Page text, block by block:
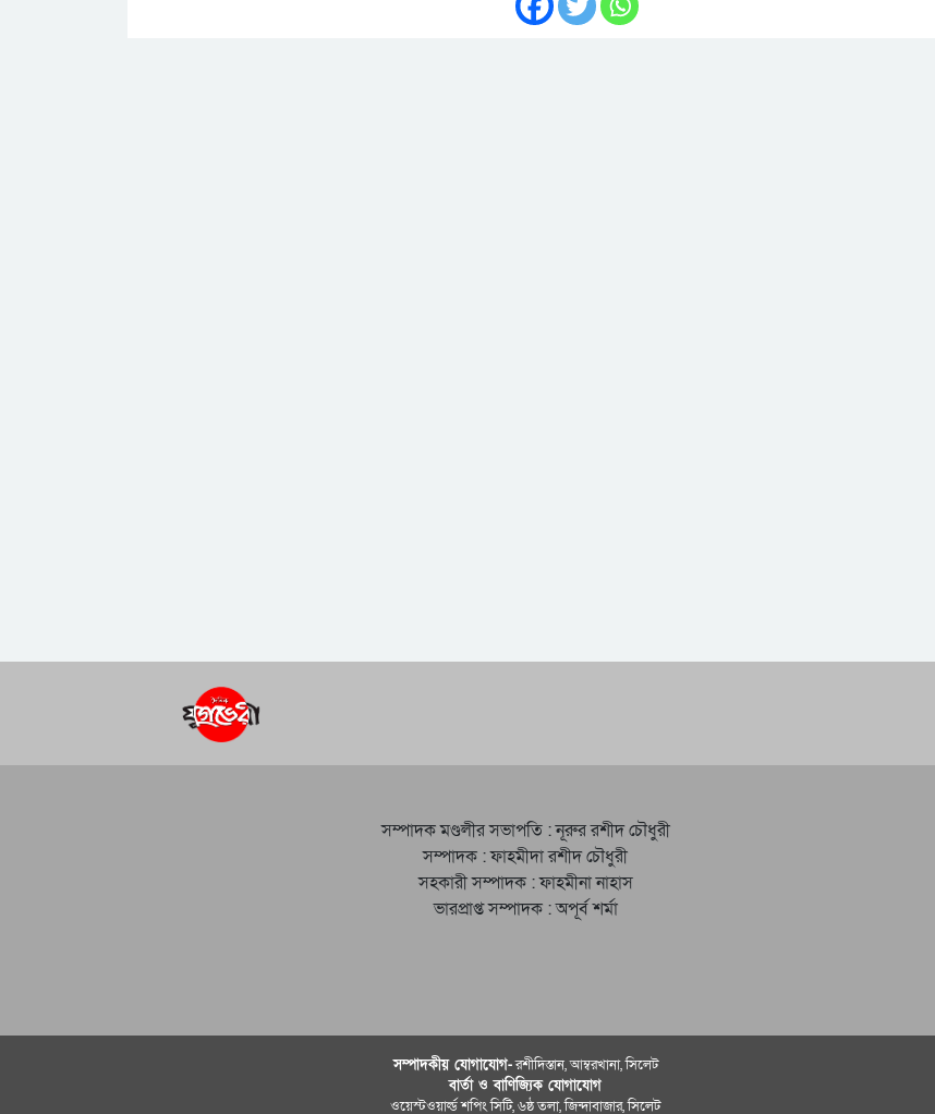
সম্পাদক মণ্ডলীর সভাপতি : নূরুর রশীদ চৌধুরী
সম্পাদক : ফাহমীদা রশীদ চৌধুরী
সহকারী সম্পাদক : ফাহমীনা নাহাস
ভারপ্রাপ্ত সম্পাদক : অপূর্ব শর্মা
সম্পাদকীয় যােগাযোগ-রশীদিস্তান, আম্বরখানা, সিলেট
বার্তা ও বাণিজ্যিক যোগাযােগ
ওয়েস্টওয়ার্ল্ড শপিং সিটি, ৬ষ্ঠ তলা, জিন্দাবাজার, সিলেট